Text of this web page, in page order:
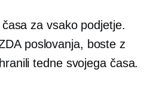
za vsako podjetje.
poslovanja, boste z
tedne svojega časa.